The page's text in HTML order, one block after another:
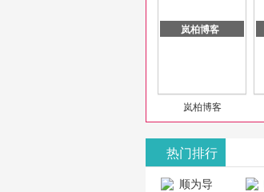
岚柏博客
岚柏博客
热门排行
顺为导